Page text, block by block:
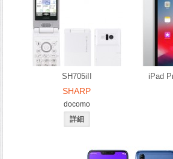
SH705iII
SHARP
docomo
iPad